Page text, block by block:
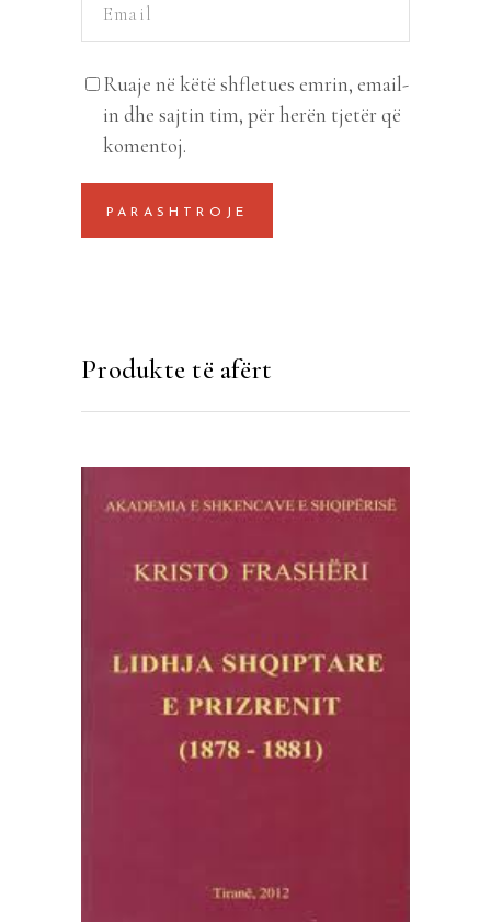
Ruaje në këtë shfletues emrin, email-
in dhe sajtin tim, për herën tjetër që
komentoj.
Produkte të afërt
SHTOJE NË SHPORTË